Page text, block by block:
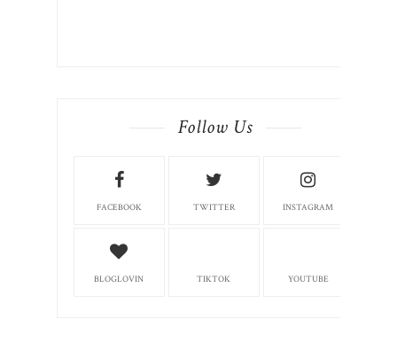
Follow Us
FACEBOOK TWITTER INSTAGRAM
BLOGLOVIN TIKTOK YOUTUBE